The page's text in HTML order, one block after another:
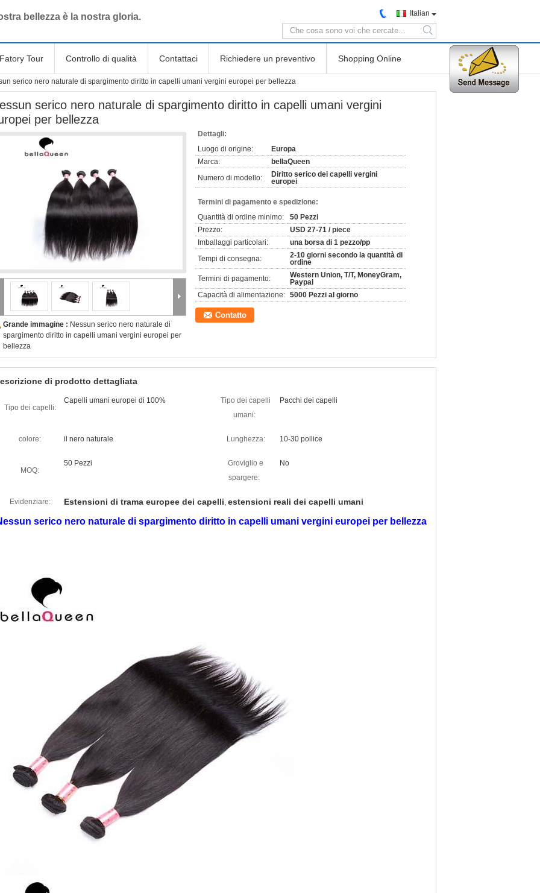
bellezza è la nostra gloria. Italian
search
Fatory Tour Controllo di qualità Contattaci Richiedere un preventivo Shopping Online
serico nero naturale di spargimento diritto in capelli umani vergini europei per bellezza
serico nero naturale di spargimento diritto in capelli umani vergini
per bellezza
Grande immagine : Nessun serico nero naturale di
spargimento diritto in capelli umani vergini europei per
bellezza
Dettagli:
Luogo di origine:
Europa
Marca:
bellaQueen
Numero di modello:
Diritto serico dei capelli vergini
europei
Termini di pagamento e spedizione:
Quantità di ordine minimo:
50 Pezzi
Prezzo:
USD 27-71 / piece
Imballaggi particolari:
una borsa di 1 pezzo/pp
Tempi di consegna:
2-10 giorni secondo la quantità di
ordine
Termini di pagamento:
Western Union, T/T, MoneyGram,
Paypal
Capacità di alimentazione: 5000 Pezzi al giorno
Contatto
di prodotto dettagliata
Tipo dei capelli:
Capelli umani europei di 100%
Tipo dei capelli
umani:
Pacchi dei capelli
colore: il nero naturale Lunghezza: 10-30 pollice
MOQ:
50 Pezzi
Groviglio e
spargere:
No
Evidenziare: Estensioni di trama europee dei capelli, estensioni reali dei capelli umani
serico nero naturale di spargimento diritto in capelli umani vergini europei per bellezza